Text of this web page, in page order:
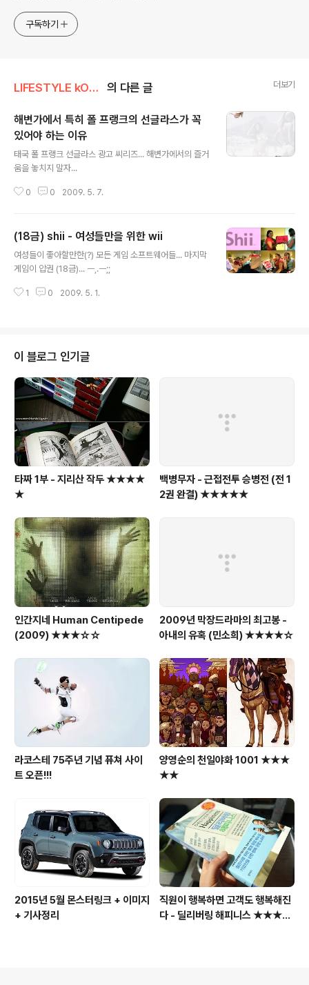
구독하기
LIFESTYLE kONTEXT 의 다른 글 더보기
해변가에서 특히 폴 프랭크의 선글라스가 꼭
있어야 하는 이유
태국 폴 프랭크 선글라스 광고 씨리즈... 해변가에서의 즐거
움을 놓치지 말자...
0 0 2009. 5. 7.
(18금) shii - 여성들만을 위한 wii
여성들이 좋아할만한(?) 모든 게임 소프트웨어들... 마지막
게임이 압권 (18금)... ㅡ,.ㅡ;;
1 0 2009. 5. 1.
이 블로그 인기글
타짜 1부 - 지리산 작두 ★★★★
★
백병무자 - 근접전투 승병전 (전 1
2권 완결) ★★★★★
인간지네 Human Centipede
(2009) ★★★☆☆
2009년 막장드라마의 최고봉 -
아내의 유혹 (민소희) ★★★★☆
라코스테 75주년 기념 퓨쳐 사이
트 오픈!!!
양영순의 천일야화 1001 ★★★
★★
2015년 5월 몬스터링크 + 이미지
+ 기사정리
직원이 행복하면 고객도 행복해진
다 - 딜리버링 해피니스 ★★★★